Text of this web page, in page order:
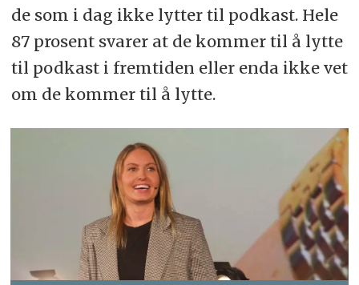
de som i dag ikke lytter til podkast. Hele
87 prosent svarer at de kommer til å lytte
til podkast i fremtiden eller enda ikke vet
om de kommer til å lytte.